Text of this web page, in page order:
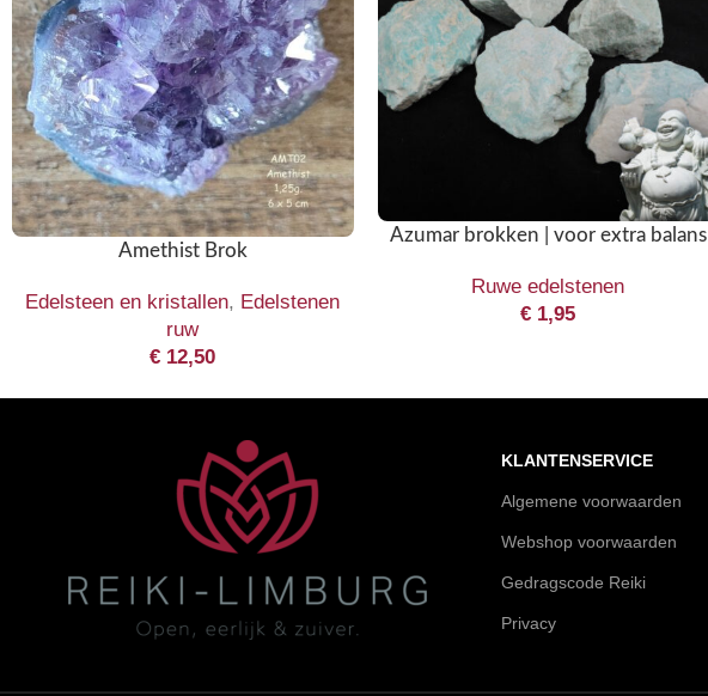
Amethist Brok
Edelsteen en kristallen, Edelstenen
ruw
€ 12,50
Azumar brokken | voor extra balans
Ruwe edelstenen
€ 1,95
KLANTENSERVICE
Algemene voorwaarden
Webshop voorwaarden
Gedragscode Reiki
Privacy